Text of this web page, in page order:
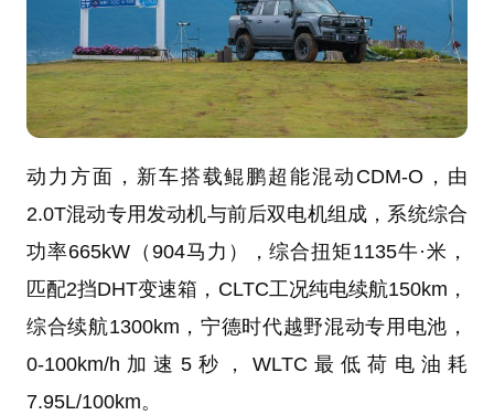
动力方面，新车搭载鲲鹏超能混动CDM-O，由
2.0T混动专用发动机与前后双电机组成，系统综合
功率665kW（904马力），综合扭矩1135牛·米，
匹配2挡DHT变速箱，CLTC工况纯电续航150km，
综合续航1300km，宁德时代越野混动专用电池，
0-100km/h加速5秒，WLTC最低荷电油耗
7.95L/100km。